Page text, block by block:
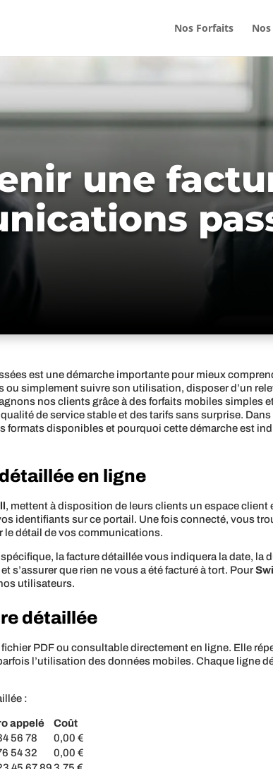
Nos Forfaits
une
est une démarche importante pour mieux
ou simplement suivre son utilisation, disposer d’un
nos clients grâce à des forfaits mobiles simples
de service stable et des tarifs sans surprise.
formats disponibles et pourquoi cette démarche est
en ligne
, mettent à disposition de leurs clients un espace
identifiants sur ce portail. Une fois connecté, vous
le détail de vos communications.
la facture détaillée vous indiquera la date, la
s’assurer que rien ne vous a été facturé à tort. Pour
utilisateurs.
détaillée
PDF ou consultable directement en ligne. Elle
l’utilisation des données mobiles. Chaque ligne
:
appelé
Coût
56 78
0,00 €
54 32
0,00 €